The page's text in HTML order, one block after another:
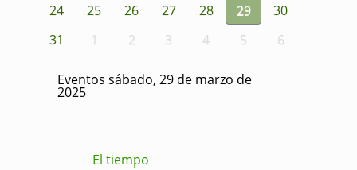
24
25 26 27 28 29
30
31
1 2 3 4 5 6
Eventos sábado, 29 de marzo de
2025
El tiempo